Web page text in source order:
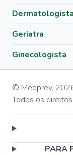
Dermatologista
Geriatra
Ginecologista
© Medprev,
Todos os
PARA